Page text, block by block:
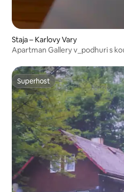
Staja – Karlovy Vary
Apartman Gallery v_podhuri s
Superhost
Superhost